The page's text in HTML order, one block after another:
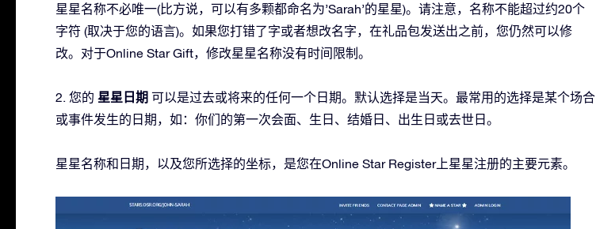
星星名称不必唯一(比方说，可以有多颗都命名为’Sarah’的星星)。请注意，名称不能超过约20个
字符 (取决于您的语言)。如果您打错了字或者想改名字，在礼品包发送出之前，您仍然可以修
改。对于Online Star Gift，修改星星名称没有时间限制。
2. 您的 星星日期 可以是过去或将来的任何一个日期。默认选择是当天。最常用的选择是某个场合
或事件发生的日期，如：你们的第一次会面、生日、结婚日、出生日或去世日。
星星名称和日期，以及您所选择的坐标，是您在Online Star Register上星星注册的主要元素。